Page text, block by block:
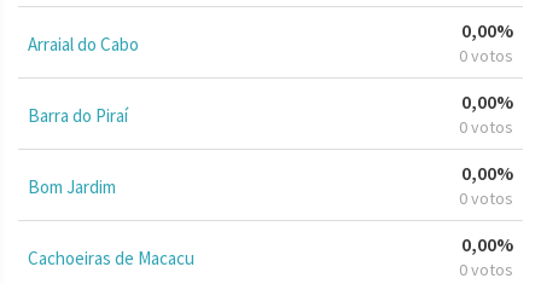
Arraial do Cabo
0,00%
0 votos
Barra do Piraí
0,00%
0 votos
Bom Jardim
0,00%
0 votos
Cachoeiras de Macacu
0,00%
0 votos